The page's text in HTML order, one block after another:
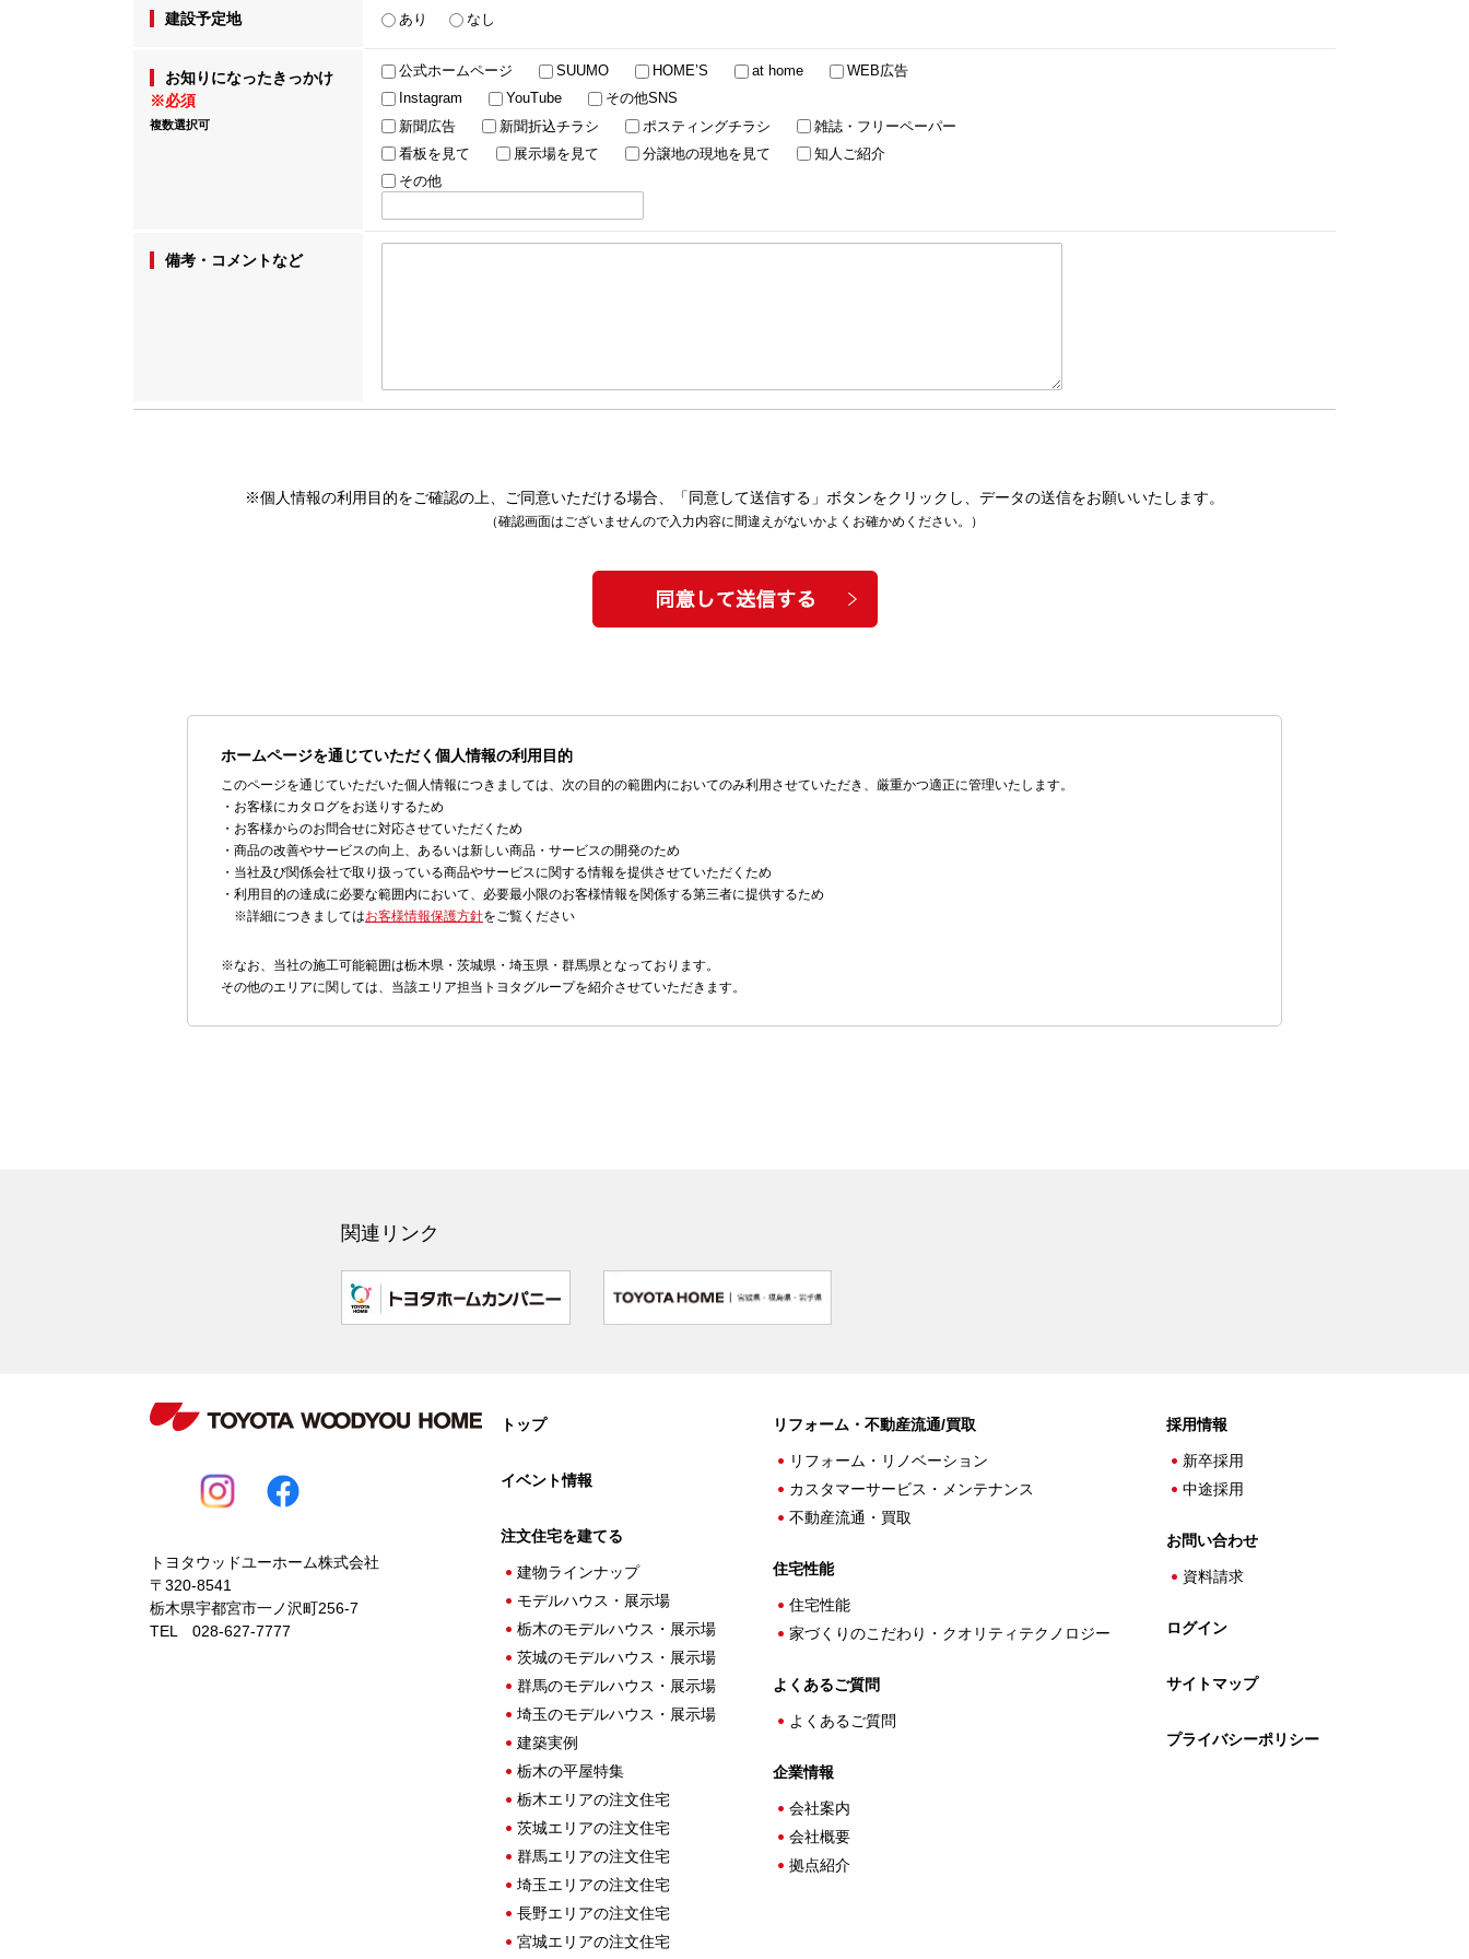
建設予定地 あり なし
お知りになったきっかけ
※必須
複数選択可
公式ホームページ SUUMO HOME’S at home
WEB広告
Instagram
YouTube
その他SNS
新聞広告
新聞折込チラシ ポスティングチラシ
雑誌・フリーペーパー
看板を見て
展示場を見て 分譲地の現地を見て
知人ご紹介
その他
備考・コメントなど
※個人情報の利用目的をご確認の上、ご同意いただける場合、「同意して送信する」ボタンをクリックし、データの送信をお願いいたします。
（確認画面はございませんので入力内容に間違えがないかよくお確かめください。）
ホームページを通じていただく個人情報の利用目的
このページを通じていただいた個人情報につきましては、次の目的の範囲内においてのみ利用させていただき、厳重かつ適正に管理いたします。
・お客様にカタログをお送りするため
・お客様からのお問合せに対応させていただくため
・商品の改善やサービスの向上、あるいは新しい商品・サービスの開発のため
・当社及び関係会社で取り扱っている商品やサービスに関する情報を提供させていただくため
・利用目的の達成に必要な範囲内において、必要最小限のお客様情報を関係する第三者に提供するため
※詳細につきましてはお客様情報保護方針をご覧ください
※なお、当社の施工可能範囲は栃木県・茨城県・埼玉県・群馬県となっております。
その他のエリアに関しては、当該エリア担当トヨタグループを紹介させていただきます。
関連リンク
トヨタウッドユーホーム株式会社
〒320-8541
栃木県宇都宮市一ノ沢町256-7
TEL 028-627-7777
トップ
イベント情報
注文住宅を建てる
建物ラインナップ
モデルハウス・展示場
栃木のモデルハウス・展示場
茨城のモデルハウス・展示場
群馬のモデルハウス・展示場
埼玉のモデルハウス・展示場
建築実例
栃木の平屋特集
栃木エリアの注文住宅
茨城エリアの注文住宅
群馬エリアの注文住宅
埼玉エリアの注文住宅
長野エリアの注文住宅
宮城エリアの注文住宅
リフォーム・不動産流通/買取
リフォーム・リノベーション
カスタマーサービス・メンテナンス
不動産流通・買取
住宅性能
住宅性能
家づくりのこだわり・クオリティテクノロジー
よくあるご質問
よくあるご質問
企業情報
会社案内
会社概要
拠点紹介
採用情報
新卒採用
中途採用
お問い合わせ
資料請求
ログイン
サイトマップ
プライバシーポリシー